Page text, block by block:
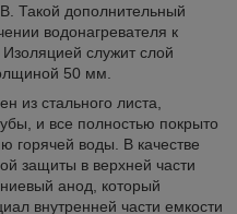
Такой дополнительный
водонагревателя к
служит слой
50 мм.
из стального листа,
и все полностью покрыто
горячей воды. В качестве
защиты в верхней части
анод, который
внутренней части емкости